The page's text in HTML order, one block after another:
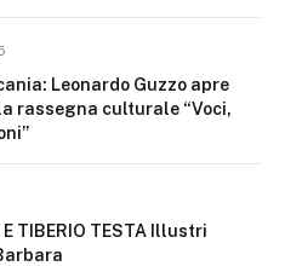
Leonardo Guzzo apre
rassegna culturale “Voci,
E TIBERIO TESTA Illustri